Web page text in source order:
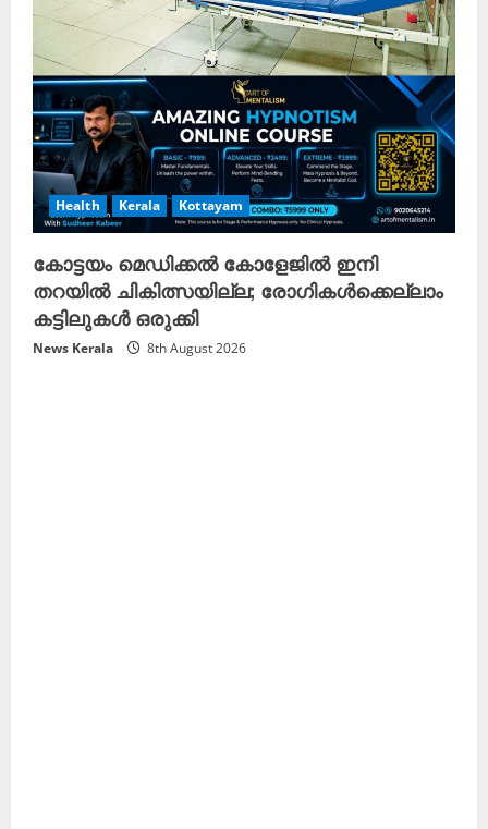
Health Kerala Kottayam
കോട്ടയം മെഡിക്കൽ കോളേജിൽ ഇനി
തറയിൽ ചികിത്സയില്ല; രോഗികൾക്കെല്ലാം
കട്ടിലുകൾ ഒരുക്കി
News Kerala 8th August 2026